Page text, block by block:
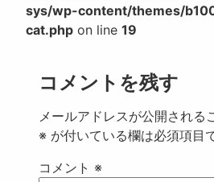
sys/wp-content/themes/
cat.php on line 19
コメントを残す
メールアドレスが公開される
※ が付いている欄は必須項目
コメント ※